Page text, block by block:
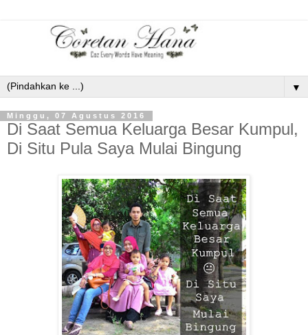
▼
Minggu, 07 Agustus 2016
Di Saat Semua Keluarga Besar Kumpul,
Di Situ Pula Saya Mulai Bingung